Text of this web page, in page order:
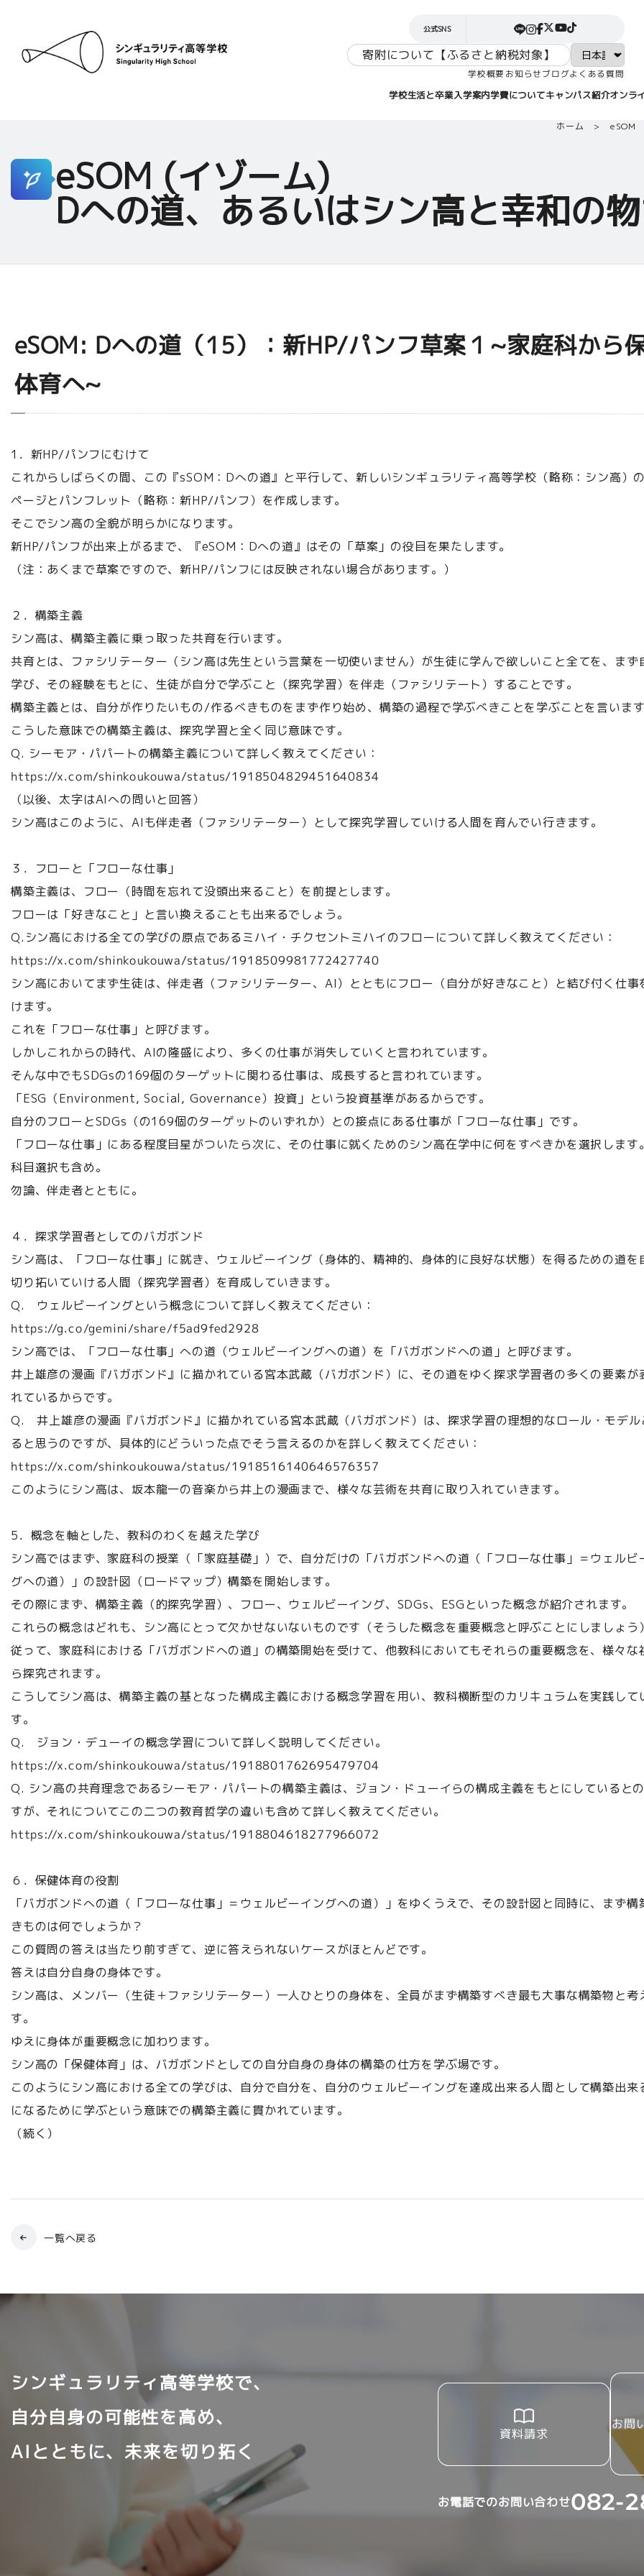
公式SNS
寄附について【ふるさと納税対象】
学校概要 お知らせブログよくある質問
学校生活と卒業入学案内学費についてキャンパス紹介オンラ
ホーム eSOM
eSOM (イゾーム)
Dへの道、あるいはシン高と幸和の
eSOM: Dへの道（15）：新HP/パンフ草案１~家庭科から
体育へ~
1．新HP/パンフにむけて
これからしばらくの間、この『sSOM：Dへの道』と平行して、新しいシンギュラリティ高等学校（略称：シン高）
ページとパンフレット（略称：新HP/パンフ）を作成します。
そこでシン高の全貌が明らかになります。
新HP/パンフが出来上がるまで、『eSOM：Dへの道』はその「草案」の役目を果たします。
（注：あくまで草案ですので、新HP/パンフには反映されない場合があります。）
２．構築主義
シン高は、構築主義に乗っ取った共育を行います。
共育とは、ファシリテーター（シン高は先生という言葉を一切使いません）が生徒に学んで欲しいこと全てを、まず
学び、その経験をもとに、生徒が自分で学ぶこと（探究学習）を伴走（ファシリテート）することです。
構築主義とは、自分が作りたいもの/作るべきものをまず作り始め、構築の過程で学ぶべきことを学ぶことを言います
こうした意味での構築主義は、探究学習と全く同じ意味です。
Q. シーモア・パパートの構築主義について詳しく教えてください：
https://x.com/shinkoukouwa/status/1918504829451640834
（以後、太字はAIへの問いと回答）
シン高はこのように、AIも伴走者（ファシリテーター）として探究学習していける人間を育んでい行きます。
３．フローと「フローな仕事」
構築主義は、フロー（時間を忘れて没頭出来ること）を前提とします。
フローは「好きなこと」と言い換えることも出来るでしょう。
Q.シン高における全ての学びの原点であるミハイ・チクセントミハイのフローについて詳しく教えてください：
https://x.com/shinkoukouwa/status/1918509981772427740
シン高においてまず生徒は、伴走者（ファシリテーター、AI）とともにフロー（自分が好きなこと）と結び付く仕事
けます。
これを「フローな仕事」と呼びます。
しかしこれからの時代、AIの隆盛により、多くの仕事が消失していくと言われています。
そんな中でもSDGsの169個のターゲットに関わる仕事は、成長すると言われています。
「ESG（Environment, Social, Governance）投資」という投資基準があるからです。
自分のフローとSDGs（の169個のターゲットのいずれか）との接点にある仕事が「フローな仕事」です。
「フローな仕事」にある程度目星がついたら次に、その仕事に就くためのシン高在学中に何をすべきかを選択します。
科目選択も含め。
勿論、伴走者とともに。
４．探求学習者としてのバガボンド
シン高は、「フローな仕事」に就き、ウェルビーイング（身体的、精神的、身体的に良好な状態）を得るための道を
切り拓いていける人間（探究学習者）を育成していきます。
Q. ウェルビーイングという概念について詳しく教えてください：
https://g.co/gemini/share/f5ad9fed2928
シン高では、「フローな仕事」への道（ウェルビーイングへの道）を「バガボンドへの道」と呼びます。
井上雄彦の漫画『バガボンド』に描かれている宮本武蔵（バガボンド）に、その道をゆく探求学習者の多くの要素が
れているからです。
Q. 井上雄彦の漫画『バガボンド』に描かれている宮本武蔵（バガボンド）は、探求学習の理想的なロール・モデル
ると思うのですが、具体的にどういった点でそう言えるのかを詳しく教えてください：
https://x.com/shinkoukouwa/status/1918516140646576357
このようにシン高は、坂本龍一の音楽から井上の漫画まで、様々な芸術を共育に取り入れていきます。
5．概念を軸とした、教科のわくを越えた学び
シン高ではまず、家庭科の授業（「家庭基礎」）で、自分だけの「バガボンドへの道（「フローな仕事」＝ウェルビ
グへの道）」の設計図（ロードマップ）構築を開始します。
その際にまず、構築主義（的探究学習）、フロー、ウェルビーイング、SDGs、ESGといった概念が紹介されます。
これらの概念はどれも、シン高にとって欠かせないないものです（そうした概念を重要概念と呼ぶことにしましょう
従って、家庭科における「バガボンドへの道」の構築開始を受けて、他教科においてもそれらの重要概念を、様々な
ら探究されます。
こうしてシン高は、構築主義の基となった構成主義における概念学習を用い、教科横断型のカリキュラムを実践して
す。
Q. ジョン・デューイの概念学習について詳しく説明してください。
https://x.com/shinkoukouwa/status/1918801762695479704
Q. シン高の共育理念であるシーモア・パパートの構築主義は、ジョン・ドューイらの構成主義をもとにしていると
すが、それについてこの二つの教育哲学の違いも含めて詳しく教えてください。
https://x.com/shinkoukouwa/status/1918804618277966072
６．保健体育の役割
「バガボンドへの道（「フローな仕事」＝ウェルビーイングへの道）」をゆくうえで、その設計図と同時に、まず構
きものは何でしょうか？
この質問の答えは当たり前すぎて、逆に答えられないケースがほとんどです。
答えは自分自身の身体です。
シン高は、メンバー（生徒＋ファシリテーター）一人ひとりの身体を、全員がまず構築すべき最も大事な構築物と考
す。
ゆえに身体が重要概念に加わります。
シン高の「保健体育」は、バガボンドとしての自分自身の身体の構築の仕方を学ぶ場です。
このようにシン高における全ての学びは、自分で自分を、自分のウェルビーイングを達成出来る人間として構築出来
になるために学ぶという意味での構築主義に貫かれています。
（続く）
一覧へ戻る
シンギュラリティ高等学校で、
自分自身の可能性を高め、
AIとともに、未来を切り拓く
資料請求
お問
お電話でのお問い合わせ082-